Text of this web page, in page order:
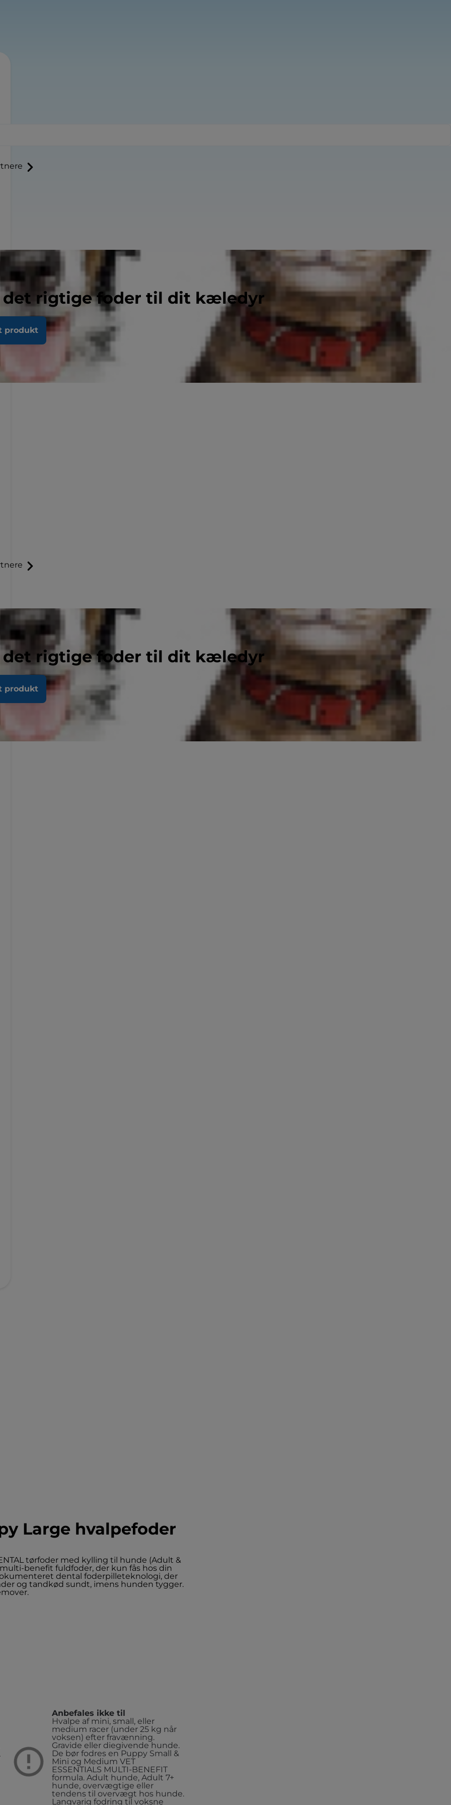
det rigtige foder til dit kæledyr
produkt
det rigtige foder til dit kæledyr
produkt
Large hvalpefoder
tørfoder med kylling til hunde (Adult &
benefit fuldfoder, der kun fås hos din
dental foderpilleteknologi, der
og tandkød sundt, imens hunden tygger.
Anbefales ikke til
Hvalpe af mini, small, eller
medium racer (under 25 kg når
voksen) efter fravænning.
Gravide eller diegivende hunde.
De bør fodres en Puppy Small &
Mini og Medium VET
ESSENTIALS MULTI-BENEFIT
formula. Adult hunde, Adult 7+
hunde, overvægtige eller
tendens til overvægt hos hunde.
Langvarig fodring til voksne